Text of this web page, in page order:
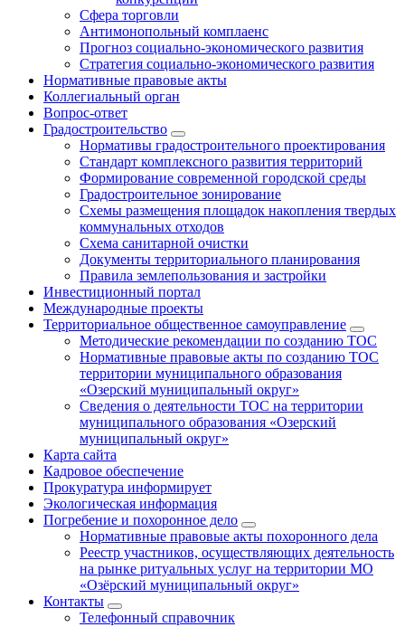
Сфера торговли
Антимонопольный комплаенс
Прогноз социально-экономического развития
Стратегия социально-экономического развития
Нормативные правовые акты
Коллегиальный орган
Вопрос-ответ
Градостроительство
Нормативы градостроительного проектирования
Стандарт комплексного развития территорий
Формирование современной городской среды
Градостроительное зонирование
Схемы размещения площадок накопления твердых
коммунальных отходов
Схема санитарной очистки
Документы территориального планирования
Правила землепользования и застройки
Инвестиционный портал
Международные проекты
Территориальное общественное самоуправление
Методические рекомендации по созданию ТОС
Нормативные правовые акты по созданию ТОС
территории муниципального образования
«Озерский муниципальный округ»
Сведения о деятельности ТОС на территории
муниципального образования «Озерский
муниципальный округ»
Карта сайта
Кадровое обеспечение
Прокуратура информирует
Экологическая информация
Погребение и похоронное дело
Нормативные правовые акты похоронного дела
Реестр участников, осуществляющих деятельность
на рынке ритуальных услуг на территории МО
«Озёрский муниципальный округ»
Контакты
Телефонный справочник